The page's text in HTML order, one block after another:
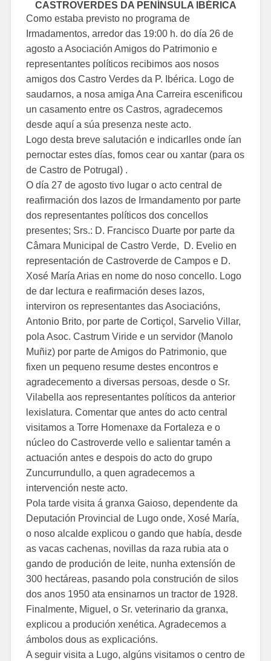
CASTROVERDES DA PENÍNSULA IBÉRICA
Como estaba previsto no programa de
Irmadamentos, arredor das 19:00 h. do día 26 de
agosto a Asociación Amigos do Patrimonio e
representantes políticos recibimos aos nosos
amigos dos Castro Verdes da P. Ibérica. Logo de
saudarnos, a nosa amiga Ana Carreira escenificou
un casamento entre os Castros, agradecemos
desde aquí a súa presenza neste acto.
Logo desta breve salutación e indicarlles onde ían
pernoctar estes días, fomos cear ou xantar (para os
de Castro de Potrugal) .
O día 27 de agosto tivo lugar o acto central de
reafirmación dos lazos de Irmandamento por parte
dos representantes políticos dos concellos
presentes; Srs.: D. Francisco Duarte por parte da
Câmara Municipal de Castro Verde, D. Evelio en
representación de Castroverde de Campos e D.
Xosé María Arias en nome do noso concello. Logo
de dar lectura e reafirmación deses lazos,
interviron os representantes das Asociacións,
Antonio Brito, por parte de Cortiçol, Sarvelio Villar,
pola Asoc. Castrum Viride e un servidor (Manolo
Muñiz) por parte de Amigos do Patrimonio, que
fixen un pequeno resume destes encontros e
agradecemento a diversas persoas, desde o Sr.
Vilabella aos representantes políticos da anterior
lexislatura. Comentar que antes do acto central
visitamos a Torre Homenaxe da Fortaleza e o
núcleo do Castroverde vello e salientar tamén a
actuación antes e despois do acto do grupo
Zuncurrundullo, a quen agradecemos a
intervención neste acto.
Pola tarde visita á granxa Gaioso, dependente da
Deputación Provincial de Lugo onde, Xosé María,
o noso alcalde explicou o gando que había, desde
as vacas cachenas, novillas da raza rubia ata o
gando de produción de leite, nunha extensíón de
300 hectáreas, pasando pola construción de silos
dos anos 1950 ata ensinarnos un tractor de 1928.
Finalmente, Miguel, o Sr. veterinario da granxa,
explicou a produción xenética. Agradecemos a
ámbolos dous as explicacións.
A seguir visita a Lugo, algúns visitamos o centro de